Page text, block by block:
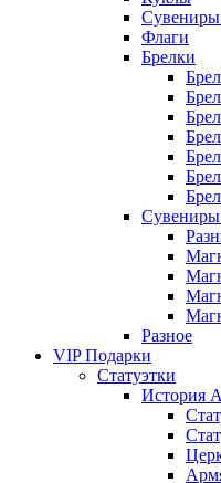
Сувениры
Флаги
Брелки
Сувениры
Разное
VIP Подарки
Статуэтки
История